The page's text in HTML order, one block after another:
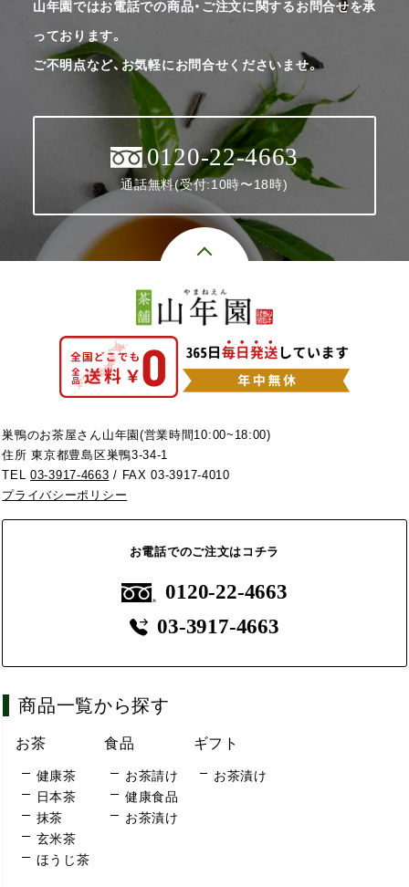
山年園ではお電話での商品・ご注文に関するお問合せを承
っております。
ご不明点など、お気軽にお問合せくださいませ。
0120-22-4663
通話無料(受付:10時〜18時)
巣鴨のお茶屋さん山年園(営業時間10:00~18:00)
住所 東京都豊島区巣鴨3-34-1
TEL03-3917-4663 / FAX 03-3917-4010
プライバシーポリシー
お電話でのご注文はコチラ
0120-22-4663
03-3917-4663
商品一覧から探す
お茶
健康茶
日本茶
抹茶
玄米茶
ほうじ茶
食品
お茶請け
健康食品
お茶漬け
ギフト
お茶漬け